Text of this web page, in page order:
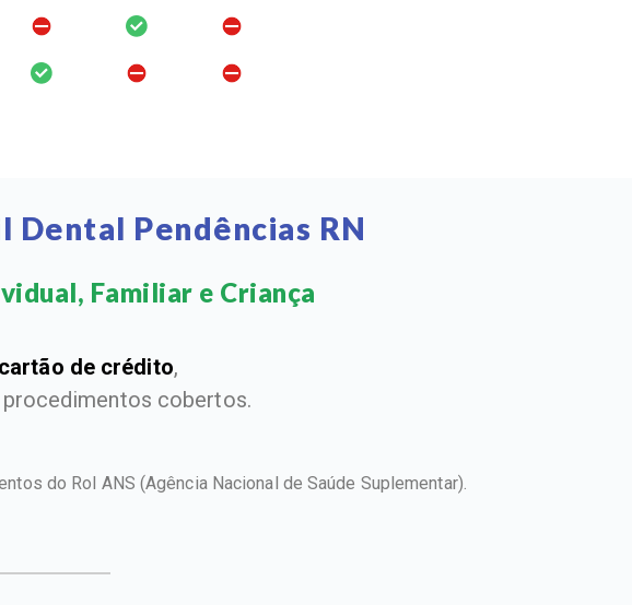
Pendências RN
Familiar e Criança​
cartão de crédito,
cobertos.
do Rol ANS (Agência Nacional de Saúde Suplementar).